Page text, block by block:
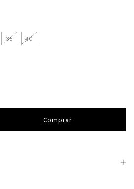
35 40